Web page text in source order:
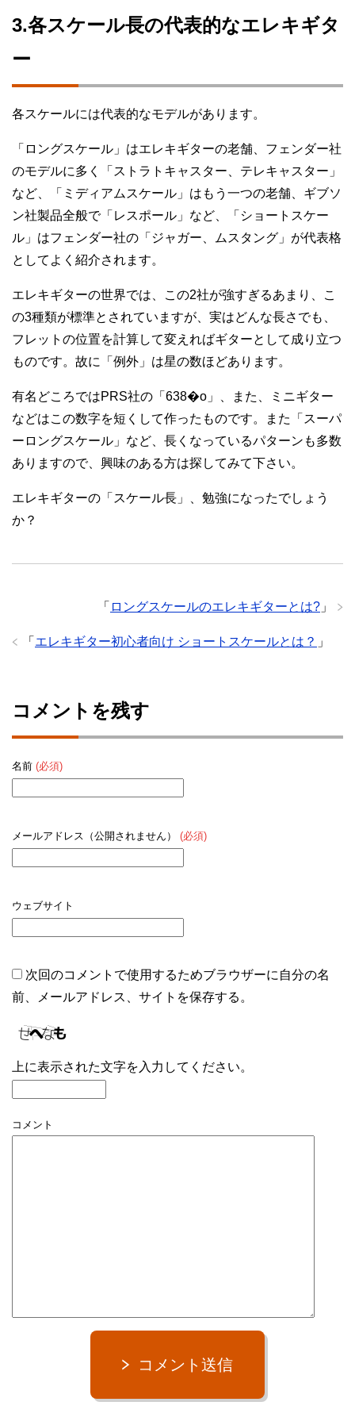
3.各スケール長の代表的なエレキギタ
ー
各スケールには代表的なモデルがあります。
「ロングスケール」はエレキギターの老舗、フェンダー社
のモデルに多く「ストラトキャスター、テレキャスター」
など、「ミディアムスケール」はもう一つの老舗、ギブソ
ン社製品全般で「レスポール」など、「ショートスケー
ル」はフェンダー社の「ジャガー、ムスタング」が代表格
としてよく紹介されます。
エレキギターの世界では、この2社が強すぎるあまり、こ
の3種類が標準とされていますが、実はどんな長さでも、
フレットの位置を計算して変えればギターとして成り立つ
ものです。故に「例外」は星の数ほどあります。
有名どころではPRS社の「638�o」、また、ミニギター
などはこの数字を短くして作ったものです。また「スーパ
ーロングスケール」など、長くなっているパターンも多数
ありますので、興味のある方は探してみて下さい。
エレキギターの「スケール長」、勉強になったでしょう
か？
「 ロングスケールのエレキギターとは? 」
「 エレキギター初心者向け ショートスケールとは？ 」
コメントを残す
名前 (必須)
メールアドレス（公開されません） (必須)
ウェブサイト
次回のコメントで使用するためブラウザーに自分の名
前、メールアドレス、サイトを保存する。
上に表示された文字を入力してください。
コメント
コメント送信